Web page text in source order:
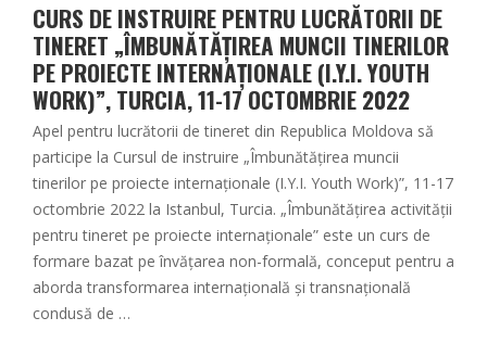
CURS DE INSTRUIRE PENTRU LUCRĂTORII DE
TINERET „ÎMBUNĂTĂȚIREA MUNCII TINERILOR
PE PROIECTE INTERNAȚIONALE (I.Y.I. YOUTH
WORK)”, TURCIA, 11-17 OCTOMBRIE 2022
Apel pentru lucrătorii de tineret din Republica Moldova să
participe la Cursul de instruire „Îmbunătățirea muncii
tinerilor pe proiecte internaționale (I.Y.I. Youth Work)”, 11-17
octombrie 2022 la Istanbul, Turcia. „Îmbunătățirea activității
pentru tineret pe proiecte internaționale” este un curs de
formare bazat pe învățarea non-formală, conceput pentru a
aborda transformarea internațională și transnațională
condusă de …